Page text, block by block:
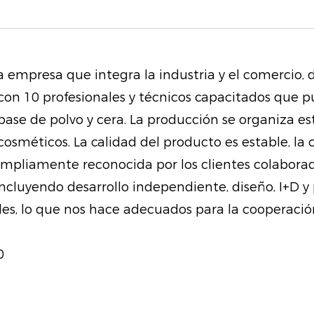
colágeno para
brillo juvenil.
Mejora la belleza
botánicas, esta
textura naturales
sabor a fresa
empresa que integra la industria y el
10 profesionales y técnicos capacitados que
de polvo y cera. La producción se organiza
La calidad del producto es estable,
reconocida por los clientes
desarrollo independiente, diseño, I+D
lo que nos hace adecuados para la